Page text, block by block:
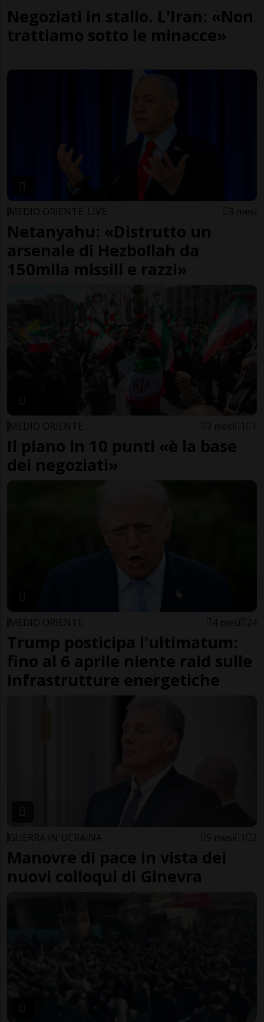
Negoziati in stallo. L'Iran: «Non
trattiamo sotto le minacce»
MEDIO ORIENTE: LIVE 3 mesi
Netanyahu: «Distrutto un
arsenale di Hezbollah da
150mila missili e razzi»
MEDIO ORIENTE 3 mesi 1 1
Il piano in 10 punti «è la base
dei negoziati»
MEDIO ORIENTE 4 mesi 24
Trump posticipa l'ultimatum:
fino al 6 aprile niente raid sulle
infrastrutture energetiche
GUERRA IN UCRAINA 5 mesi 1 2
Manovre di pace in vista dei
nuovi colloqui di Ginevra